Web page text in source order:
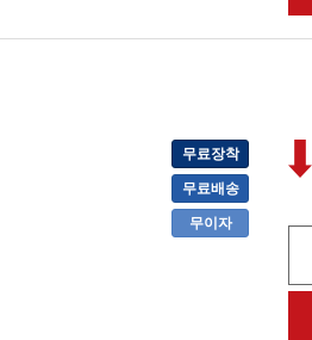
무료장착
무료배송
무이자